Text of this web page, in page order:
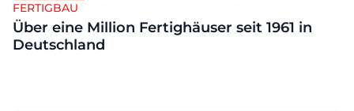
FERTIGBAU
Über eine Million Fertighäuser seit 1961 in
Deutschland